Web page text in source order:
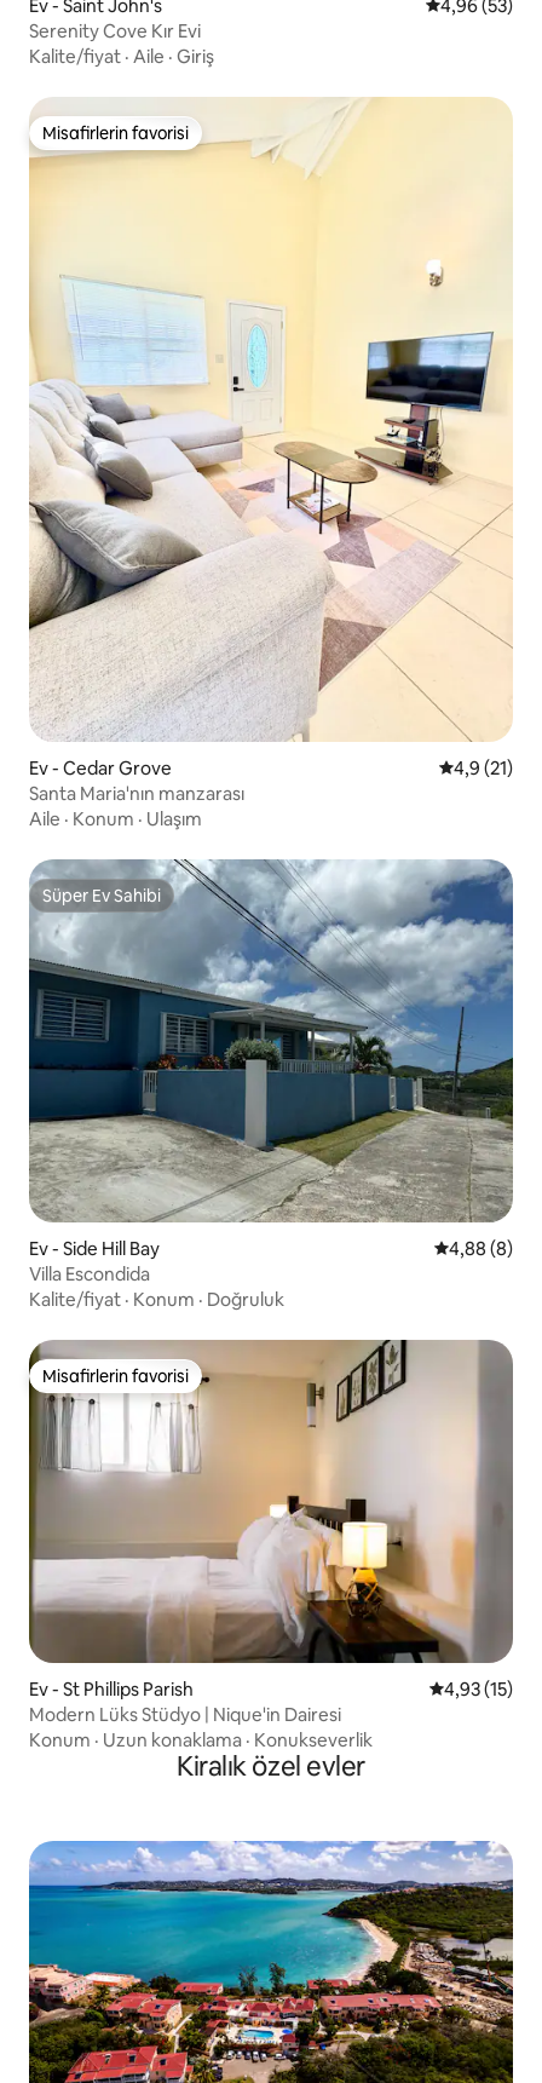
Ev - Saint John's 5 üzerinden
4,96 (53)
Serenity Cove Kır Evi
Kalite/fiyat · Aile · Giriş
Misafirlerin favorisi
Misafirlerin favorisi
Ev - Cedar Grove 54,9 (21)
Santa Maria'nın manzarası
Aile · Konum · Ulaşım
Süper Ev Sahibi
Süper Ev Sahibi
Ev - Side Hill Bay 5 üzerinden
4,88 (8)
Villa Escondida
Kalite/fiyat · Konum · Doğruluk
Misafirlerin favorisi
Misafirlerin favorisi
Ev - St Phillips Parish 5 üzerinden
4,93 (15)
Modern Lüks Stüdyo | Nique'in Dairesi
Konum · Uzun konaklama · Konukseverlik
Kiralık özel evler